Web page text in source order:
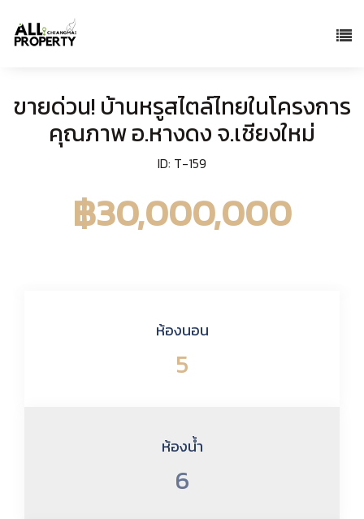
ขายด่วน! บ้านหรูสไตล์ไทยในโครงการ
คุณภาพ อ.หางดง จ.เชียงใหม่
ID: T-159
฿30,000,000
ห้องนอน
5
ห้องน้ำ
6